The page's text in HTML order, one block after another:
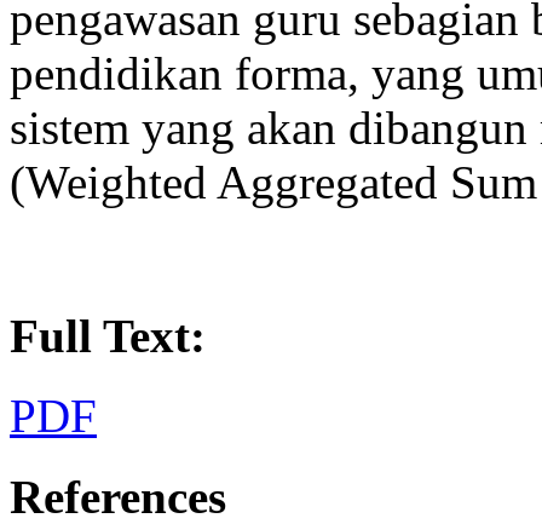
pengawasan guru
pendidikan forma, yang
sistem yang akan
(Weighted Aggregated
Full Text:
PDF
References